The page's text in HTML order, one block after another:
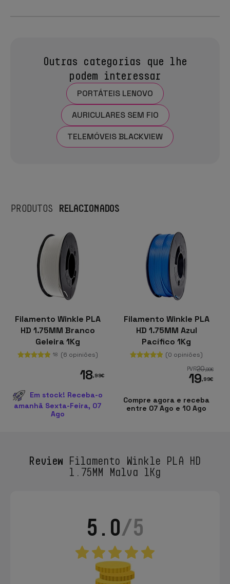
Outras categorias que lhe
podem interessar
PORTÁTEIS LENOVO
AURICULARES SEM FIO
TELEMÓVEIS BLACKVIEW
PRODUTOS RELACIONADOS
Filamento Winkle PLA
HD 1.75MM Branco
Geleira 1Kg
18 (6 opiniões)
18,99€
Em stock! Receba-o
amanhã Sexta-Feira, 07
Ago
Filamento Winkle PLA
HD 1.75MM Azul
Pacífico 1Kg
(0 opiniões)
PVR20,99€
19,99€
Compre agora e receba
entre 07 Ago e 10 Ago
Review Filamento Winkle PLA HD
1.75MM Malva 1Kg
5.0/5